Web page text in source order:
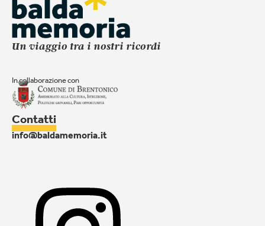
Un viaggio tra i nostri ricordi
In collaborazione con
Contatti
info@baldamemoria.it